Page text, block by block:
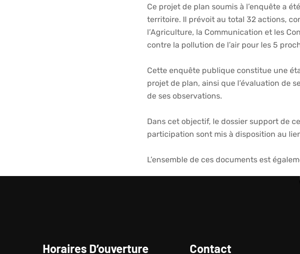
Ce projet de plan soumis à l’enquête a
territoire. Il prévoit au total 32 actions,
l’Agriculture, la Communication et les
contre la pollution de l’air pour les 5
Cette enquête publique constitue une
projet de plan, ainsi que l’évaluation de
de ses observations.
Dans cet objectif, le dossier support de
participation sont mis à disposition au
L’ensemble de ces documents est
Horaires D’ouverture Contact